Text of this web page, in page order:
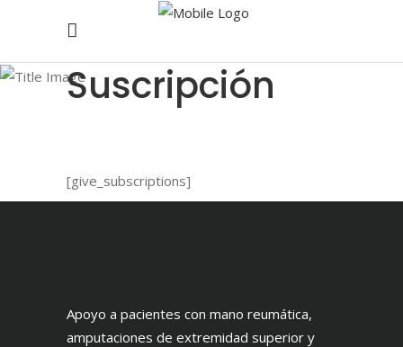
Suscripción
[give_subscriptions]
Apoyo a pacientes con mano reumática,
amputaciones de extremidad superior y